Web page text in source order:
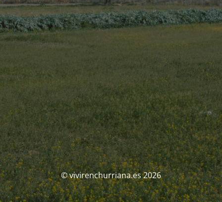
© vivirenchurriana.es 2026